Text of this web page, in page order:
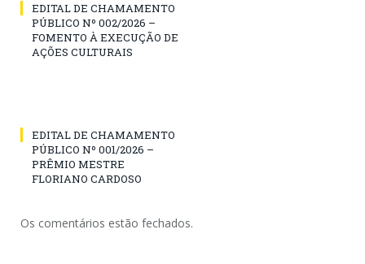
EDITAL DE CHAMAMENTO
PÚBLICO Nº 002/2026 –
FOMENTO À EXECUÇÃO DE
AÇÕES CULTURAIS
EDITAL DE CHAMAMENTO
PÚBLICO Nº 001/2026 –
PRÊMIO MESTRE
FLORIANO CARDOSO
Os comentários estão fechados.